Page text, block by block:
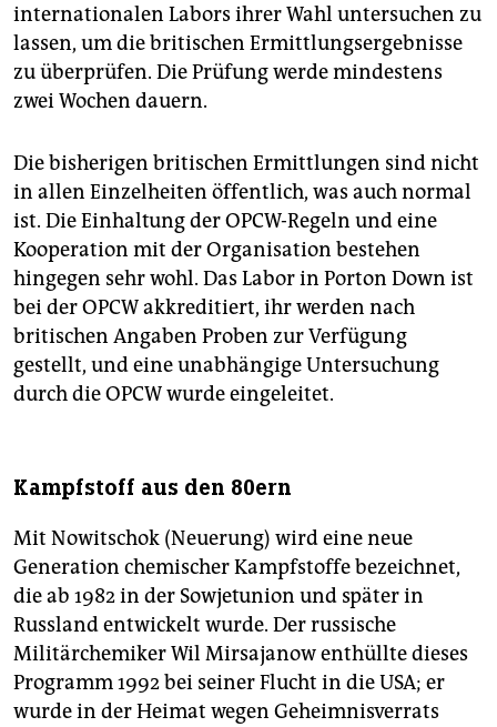
internationalen Labors ihrer Wahl untersuchen zu
lassen, um die britischen Ermittlungsergebnisse
zu überprüfen. Die Prüfung werde mindestens
zwei Wochen dauern.
Die bisherigen britischen Ermittlungen sind nicht
in allen Einzelheiten öffentlich, was auch normal
ist. Die Einhaltung der OPCW-Regeln und eine
Kooperation mit der Organisation bestehen
hingegen sehr wohl. Das Labor in Porton Down ist
bei der OPCW akkreditiert, ihr werden nach
britischen Angaben Proben zur Verfügung
gestellt, und eine unabhängige Untersuchung
durch die OPCW wurde eingeleitet.
Kampfstoff aus den 80ern
Mit Nowitschok (Neuerung) wird eine neue
Generation chemischer Kampfstoffe bezeichnet,
die ab 1982 in der Sowjetunion und später in
Russland entwickelt wurde. Der russische
Militärchemiker Wil Mirsajanow enthüllte dieses
Programm 1992 bei seiner Flucht in die USA; er
wurde in der Heimat wegen Geheimnisverrats